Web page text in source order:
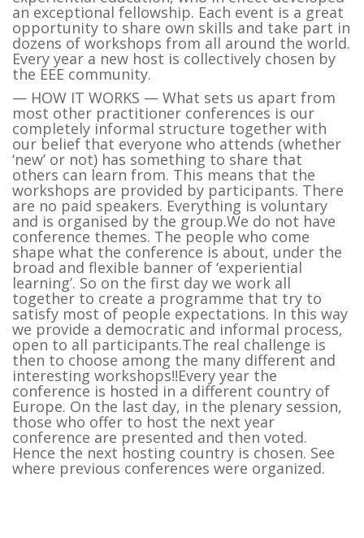
an exceptional fellowship. Each event is a great
opportunity to share own skills and take part in
dozens of workshops from all around the world.
Every year a new host is collectively chosen by
the EEE community.
— HOW IT WORKS — What sets us apart from
most other practitioner conferences is our
completely informal structure together with
our belief that everyone who attends (whether
‘new’ or not) has something to share that
others can learn from. This means that the
workshops are provided by participants. There
are no paid speakers. Everything is voluntary
and is organised by the group.We do not have
conference themes. The people who come
shape what the conference is about, under the
broad and flexible banner of ‘experiential
learning’. So on the first day we work all
together to create a programme that try to
satisfy most of people expectations. In this way
we provide a democratic and informal process,
open to all participants.The real challenge is
then to choose among the many different and
interesting workshops!!Every year the
conference is hosted in a different country of
Europe. On the last day, in the plenary session,
those who offer to host the next year
conference are presented and then voted.
Hence the next hosting country is chosen. See
where previous conferences were organized.